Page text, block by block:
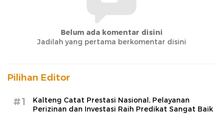
Belum ada komentar disini
Jadilah yang pertama berkomentar disini
Pilihan Editor
#1
Kalteng Catat Prestasi Nasional, Pelayanan
Perizinan dan Investasi Raih Predikat Sangat Baik